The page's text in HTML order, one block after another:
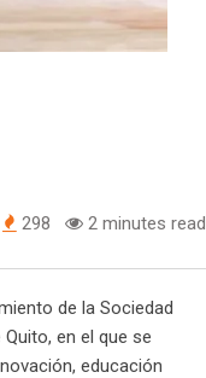
298 2 minutes read
de la Sociedad
en el que se
educación